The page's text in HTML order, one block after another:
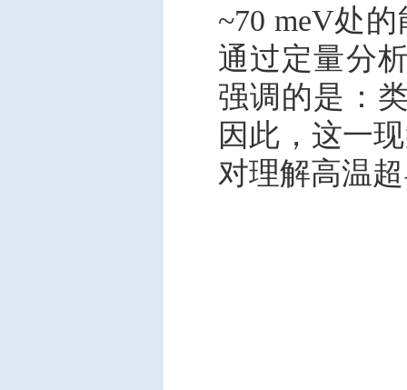
~70 meV处
通过定量分
强调的是：
因此，这一
对理解高温